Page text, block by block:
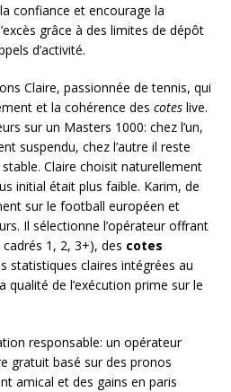
confiance et encourage la
grâce à des limites de dépôt
d’activité.
Claire, passionnée de tennis, qui
et la cohérence des cotes live.
sur un Masters 1000: chez l’un,
suspendu, chez l’autre il reste
Claire choisit naturellement
initial était plus faible. Karim, de
sur le football européen et
Il sélectionne l’opérateur offrant
1, 2, 3+), des cotes
statistiques claires intégrées au
qualité de l’exécution prime sur le
responsable: un opérateur
gratuit basé sur des pronos
amical et des gains en paris